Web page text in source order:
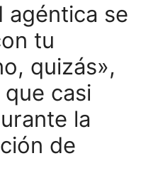
agéntica se
tu
quizás»,
casi
la
de